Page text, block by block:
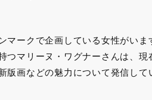
マークで企画している女性がいま
つマリーヌ・ワグナーさんは、現
画などの魅力について発信して